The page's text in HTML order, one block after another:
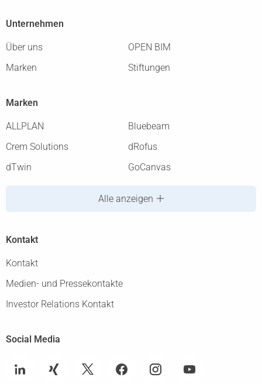
Unternehmen
Über uns
OPEN BIM
Marken
Stiftungen
Marken
ALLPLAN
Bluebeam
Crem Solutions
dRofus
dTwin
GoCanvas
Alle anzeigen
Kontakt
Kontakt
Medien- und Pressekontakte
Investor Relations Kontakt
Social Media